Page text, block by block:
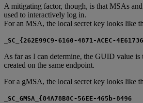
A mitigating factor, though, is that MSAs
used to interactively log in.
For an MSA, the local secret key looks like
_SC_{262E99C9-6160-4871-ACEC-
As far as I can determine, the GUID value
created on the same endpoint.
For a gMSA, the local secret key looks like
_SC_GMSA_{84A78B8C-56EE-465b-8496